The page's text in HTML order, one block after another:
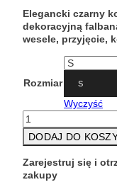
059,00
Elegancki czarny
dekoracyjną
wesele, przyjęcie,
Rozmiar S
Wyczyść
ilość
Czarny
elegancki
damski
SILENCE
DODAJ DO
Zarejestruj się i
zakupy